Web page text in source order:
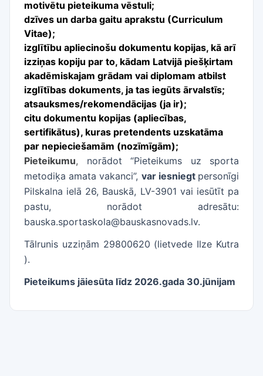
motivētu pieteikuma vēstuli;
dzīves un darba gaitu aprakstu (Curriculum
Vitae);
izglītību apliecinošu dokumentu kopijas, kā arī
izziņas kopiju par to, kādam Latvijā piešķirtam
akadēmiskajam grādam vai diplomam atbilst
izglītības dokuments, ja tas iegūts ārvalstīs;
atsauksmes/rekomendācijas (ja ir);
citu dokumentu kopijas (apliecības,
sertifikātus), kuras pretendents uzskatāma
par nepieciešamām (nozīmīgām);
Pieteikumu, norādot “Pieteikums uz sporta
metodiķa amata vakanci”, var iesniegt personīgi
Pilskalna ielā 26, Bauskā, LV-3901 vai iesūtīt pa
pastu, norādot adresātu:
bauska.sportaskola@bauskasnovads.lv.
Tālrunis uzziņām 29800620 (lietvede Ilze Kutra
).
Pieteikums jāiesūta līdz 2026.gada 30.jūnijam